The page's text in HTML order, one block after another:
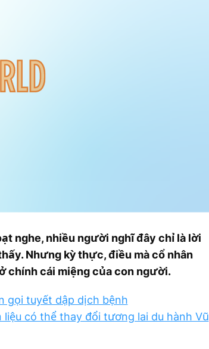
nghe, nhiều người nghĩ đây chỉ là lời
Nhưng kỳ thực, điều mà cổ nhân
chính cái miệng của con người.
gọi tuyết dập dịch bệnh
có thể thay đổi tương lai du hành Vũ